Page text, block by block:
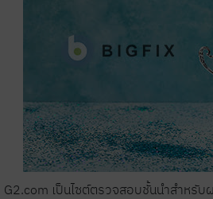
G2.com เป็นไซต์ตรวจสอบชั้นนำสำหรั